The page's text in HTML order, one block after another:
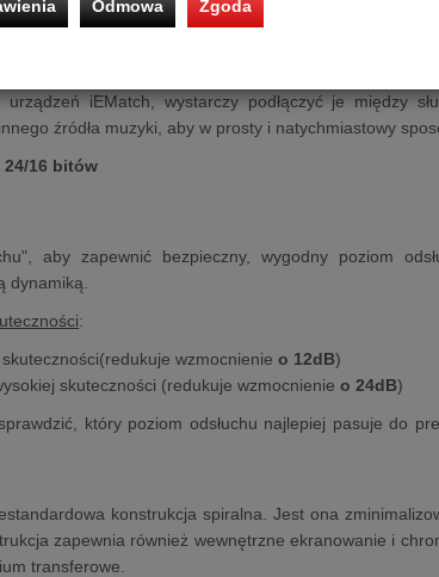
iEMatch, wystarczy podłączyć je między
źródła muzyki, aby w prosty i natychmiastowy
24/16 bitów
aby zapewnić bezpieczny, wygodny poziom
dynamiką.
:
skuteczności(redukuje wzmocnienieo 12dB)
skuteczności (redukuje wzmocnienieo 24dB)
który poziom odsłuchu najlepiej pasuje do
konstrukcja spiralna. Jest ona
zapewnia również wewnętrzne ekranowanie i
transferowe.
Odmowa Zgoda